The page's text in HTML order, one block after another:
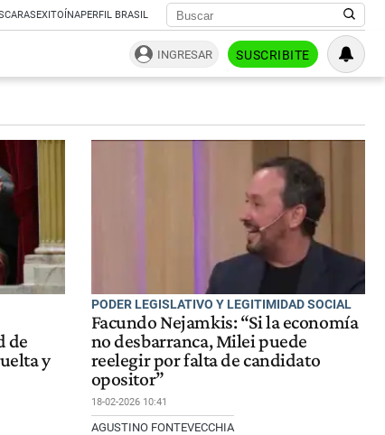
CARASEXITOÍNAPERFIL BRASIL
INGRESAR SUSCRIBITE
de
y
PODER LEGISLATIVO Y LEGITIMIDAD SOCIAL
Facundo Nejamkis: “Si la economía
no desbarranca, Milei puede
reelegir por falta de candidato
opositor”
18-02-2026 10:41
AGUSTINO FONTEVECCHIA